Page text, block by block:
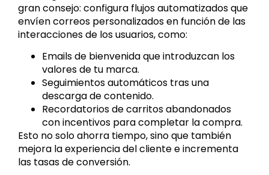
gran consejo: configura flujos automatizados que
envíen correos personalizados en función de las
interacciones de los usuarios, como:
Emails de bienvenida que introduzcan los
valores de tu marca.
Seguimientos automáticos tras una
descarga de contenido.
Recordatorios de carritos abandonados
con incentivos para completar la compra.
Esto no solo ahorra tiempo, sino que también
mejora la experiencia del cliente e incrementa
las tasas de conversión.